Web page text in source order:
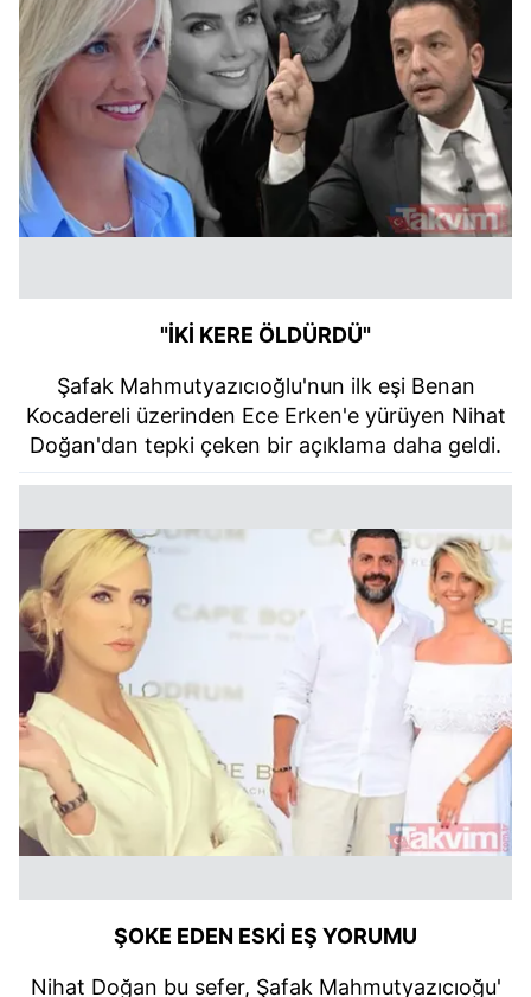
"İKİ KERE ÖLDÜRDÜ"
Şafak Mahmutyazıcıoğlu'nun ilk eşi Benan
Kocadereli üzerinden Ece Erken'e yürüyen Nihat
Doğan'dan tepki çeken bir açıklama daha geldi.
ŞOKE EDEN ESKİ EŞ YORUMU
Nihat Doğan bu sefer, Şafak Mahmutyazıcıoğu'